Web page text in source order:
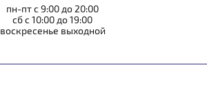
пн-пт с 9:00 до 20:00
сб с 10:00 до 19:00
воскресенье выходной